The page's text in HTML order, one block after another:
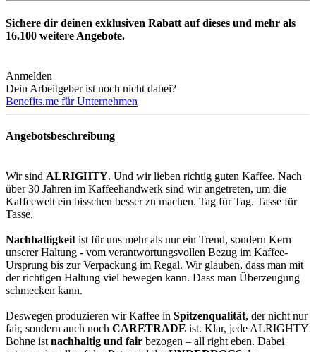
Sichere dir deinen exklusiven Rabatt auf dieses und mehr als
16.100 weitere Angebote.
Anmelden
Dein Arbeitgeber ist noch nicht dabei?
Benefits.me für Unternehmen
Angebotsbeschreibung
Wir sind ALRIGHTY. Und wir lieben richtig guten Kaffee. Nach
über 30 Jahren im Kaffeehandwerk sind wir angetreten, um die
Kaffeewelt ein bisschen besser zu machen. Tag für Tag. Tasse für
Tasse.
Nachhaltigkeitist für uns mehr als nur ein Trend, sondern Kern
unserer Haltung - vom verantwortungsvollen Bezug im Kaffee-
Ursprung bis zur Verpackung im Regal. Wir glauben, dass man mit
der richtigen Haltung viel bewegen kann. Dass man Überzeugung
schmecken kann.
Deswegen produzieren wir Kaffee in Spitzenqualität, der nicht nur
fair, sondern auch noch CARETRADE ist. Klar, jede ALRIGHTY
Bohne istnachhaltig und fair bezogen – all right eben. Dabei